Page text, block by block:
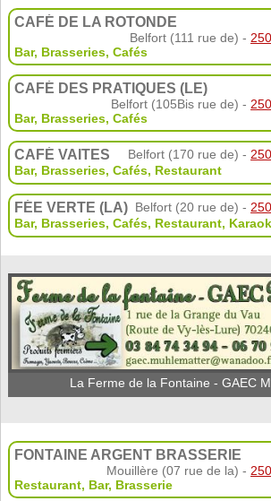
CAFÉ DE LA ROTONDE
Belfort (111 rue de) -
Bar, Brasseries, Cafés
CAFÉ DES PRATIQUES (LE)
Belfort (105Bis rue de) -
Bar, Brasseries, Cafés
CAFÉ VAITES Belfort (170 rue de) -
Bar, Brasseries, Cafés, Restaurant
FÉE VERTE (LA) Belfort (20 rue de) -
Bar, Brasseries, Cafés, Restaurant,
La Ferme de la Fontaine - GAEC
FONTAINE ARGENT BRASSERIE
Mouillère (07 rue de la) -
Restaurant, Bar, Brasserie